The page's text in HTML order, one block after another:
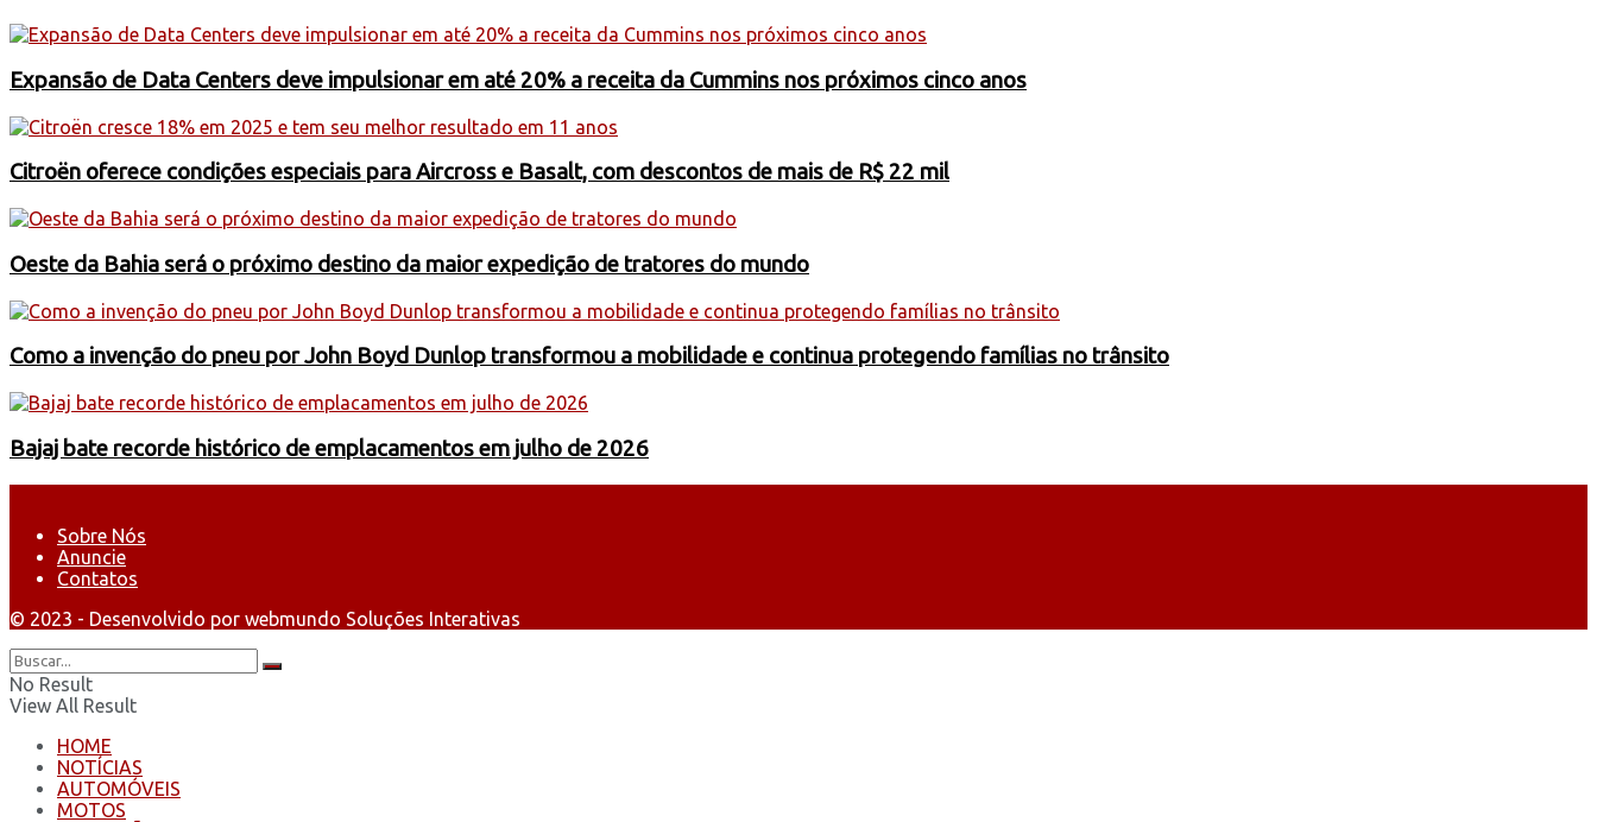
Expansão de Data Centers deve impulsionar em até 20% a receita da Cummins nos próximos cinco anos
Citroën oferece condições especiais para Aircross e Basalt, com descontos de mais de R$ 22 mil
Oeste da Bahia será o próximo destino da maior expedição de tratores do mundo
Como a invenção do pneu por John Boyd Dunlop transformou a mobilidade e continua protegendo famílias no trânsito
Bajaj bate recorde histórico de emplacamentos em julho de 2026
Sobre Nós
Anuncie
Contatos
© 2023 - Desenvolvido por webmundo Soluções Interativas
No Result
View All Result
HOME
NOTÍCIAS
AUTOMÓVEIS
MOTOS